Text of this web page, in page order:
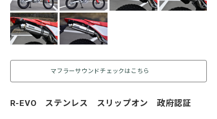
マフラーサウンドチェックはこちら
R-EVO ステンレス スリップオン 政府認証